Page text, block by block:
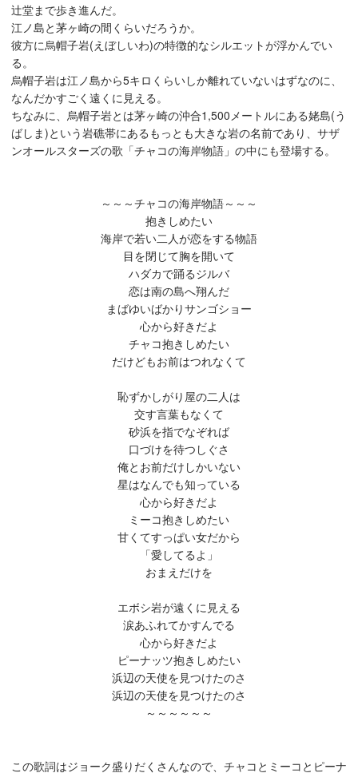
辻堂まで歩き進んだ。
江ノ島と茅ヶ崎の間くらいだろうか。
彼方に烏帽子岩(えぼしいわ)の特徴的なシルエットが浮かんでい
る。
烏帽子岩は江ノ島から5キロくらいしか離れていないはずなのに、
なんだかすごく遠くに見える。
ちなみに、烏帽子岩とは茅ヶ崎の沖合1,500メートルにある姥島(う
ばしま)という岩礁帯にあるもっとも大きな岩の名前であり、サザ
ンオールスターズの歌「チャコの海岸物語」の中にも登場する。
～～～チャコの海岸物語～～～
抱きしめたい
海岸で若い二人が恋をする物語
目を閉じて胸を開いて
ハダカで踊るジルバ
恋は南の島へ翔んだ
まばゆいばかりサンゴショー
心から好きだよ
チャコ抱きしめたい
だけどもお前はつれなくて
恥ずかしがり屋の二人は
交す言葉もなくて
砂浜を指でなぞれば
口づけを待つしぐさ
俺とお前だけしかいない
星はなんでも知っている
心から好きだよ
ミーコ抱きしめたい
甘くてすっぱい女だから
「愛してるよ」
おまえだけを
エボシ岩が遠くに見える
涙あふれてかすんでる
心から好きだよ
ピーナッツ抱きしめたい
浜辺の天使を見つけたのさ
浜辺の天使を見つけたのさ
～～～～～～
この歌詞はジョーク盛りだくさんなので、チャコとミーコとピーナ